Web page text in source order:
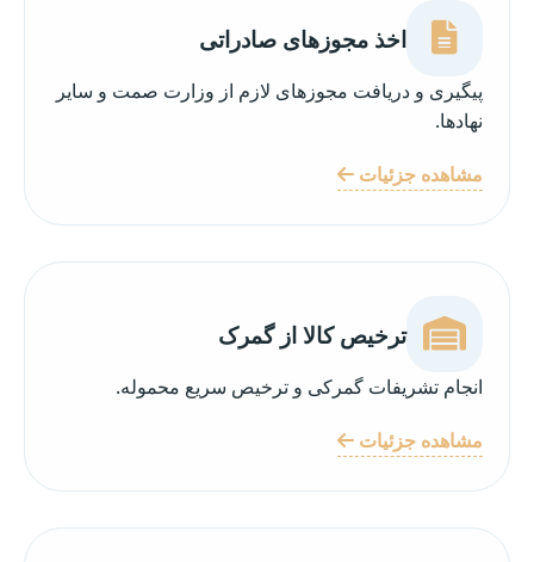
اخذ مجوزهای صادراتی
پیگیری و دریافت مجوزهای لازم از وزارت صمت و سایر
نهادها.
مشاهده جزئیات
ترخیص کالا از گمرک
انجام تشریفات گمرکی و ترخیص سریع محموله.
مشاهده جزئیات